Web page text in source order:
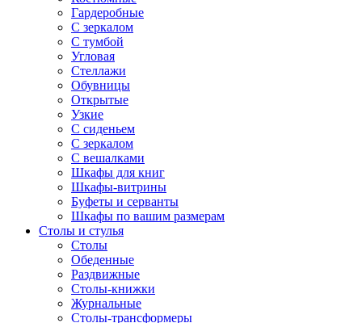
Гардеробные
С зеркалом
С тумбой
Угловая
Стеллажи
Обувницы
Открытые
Узкие
С сиденьем
С зеркалом
С вешалками
Шкафы для книг
Шкафы-витрины
Буфеты и серванты
Шкафы по вашим размерам
Столы и стулья
Столы
Обеденные
Раздвижные
Столы-книжки
Журнальные
Столы-трансформеры